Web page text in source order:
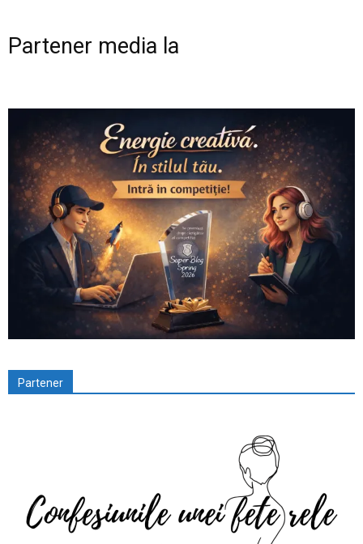
Partener media la
Partener